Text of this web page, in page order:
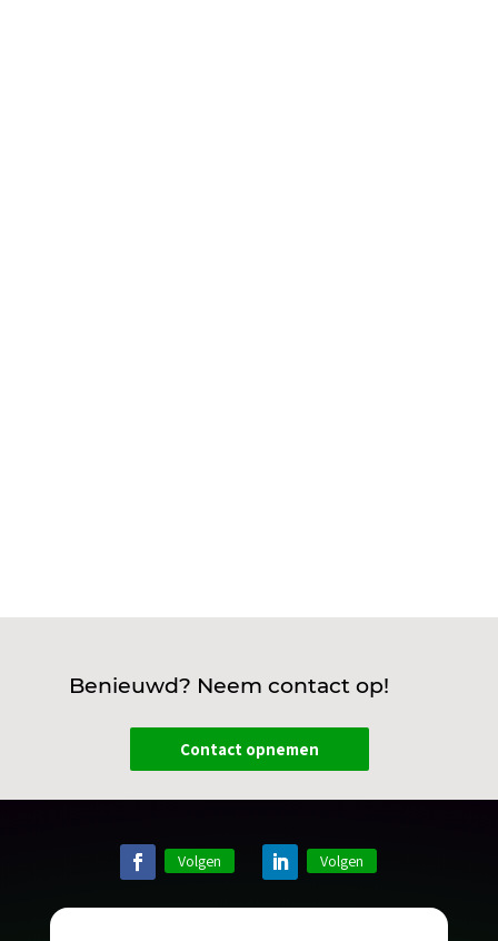
Benieuwd? Neem contact op!
Contact opnemen
Volgen Volgen